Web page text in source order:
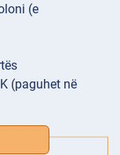
(e
(paguhet në